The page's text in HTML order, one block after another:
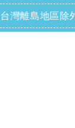
地區除外）